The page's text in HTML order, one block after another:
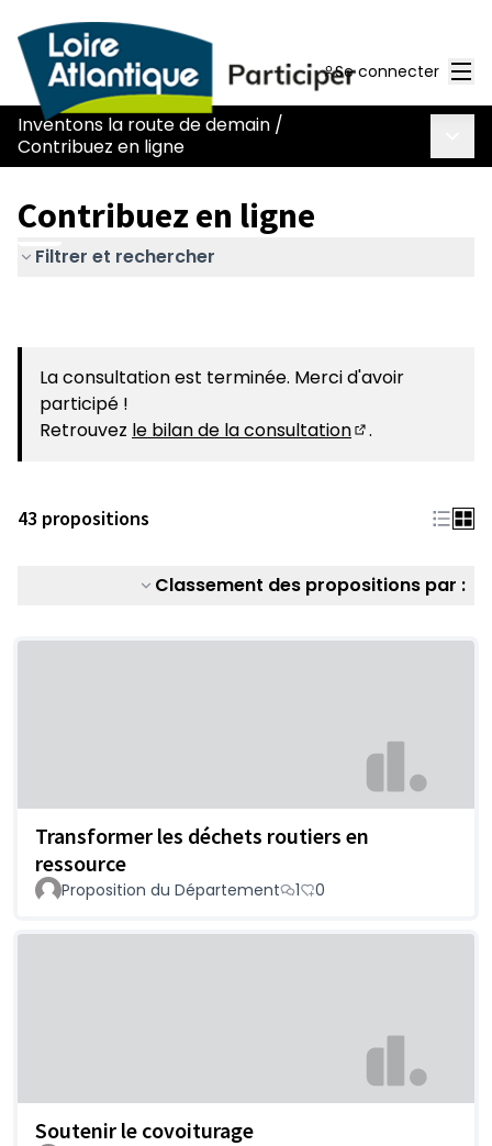
Se connecter
Inventons la route de demain /
Contribuez en ligne
Contribuez en ligne
Filtrer et rechercher
La consultation est terminée. Merci d'avoir
participé !
Retrouvez le bilan de la consultation .
43 propositions
Classement des propositions par :
Transformer les déchets routiers en
ressource
Proposition du Département 1 0
Soutenir le covoiturage